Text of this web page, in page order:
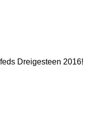
Dreigesteen 2016!